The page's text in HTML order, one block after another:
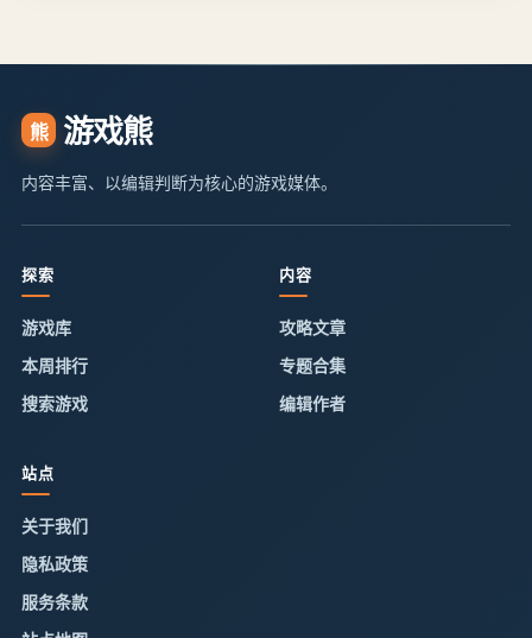
熊 游戏熊
内容丰富、以编辑判断为核心的游戏媒体。
探索
游戏库
本周排行
搜索游戏
内容
攻略文章
专题合集
编辑作者
站点
关于我们
隐私政策
服务条款